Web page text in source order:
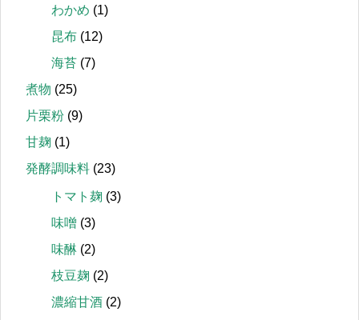
わかめ (1)
昆布 (12)
海苔 (7)
煮物 (25)
片栗粉 (9)
甘麹 (1)
発酵調味料 (23)
トマト麹 (3)
味噌 (3)
味醂 (2)
枝豆麹 (2)
濃縮甘酒 (2)